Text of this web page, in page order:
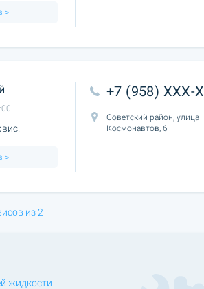
>
>
+7 (958) XXX-X
Советский район, улица
Космонавтов, 6
из 2
жидкости